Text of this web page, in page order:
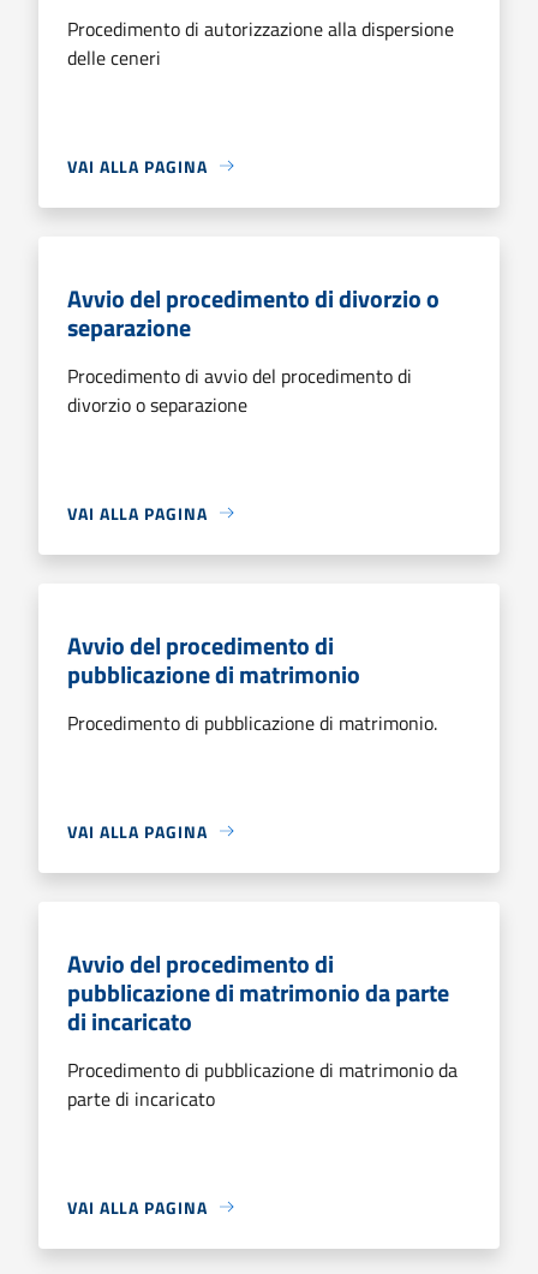
Procedimento di autorizzazione alla dispersione
delle ceneri
VAI ALLA PAGINA
Avvio del procedimento di divorzio o
separazione
Procedimento di avvio del procedimento di
divorzio o separazione
VAI ALLA PAGINA
Avvio del procedimento di
pubblicazione di matrimonio
Procedimento di pubblicazione di matrimonio.
VAI ALLA PAGINA
Avvio del procedimento di
pubblicazione di matrimonio da parte
di incaricato
Procedimento di pubblicazione di matrimonio da
parte di incaricato
VAI ALLA PAGINA